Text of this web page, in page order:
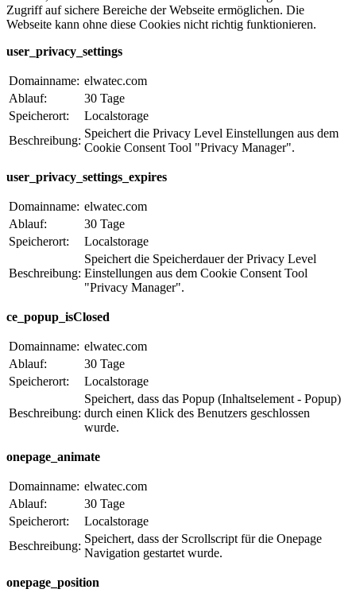
Zugriff auf sichere Bereiche der Webseite ermöglichen. Die
Webseite kann ohne diese Cookies nicht richtig funktionieren.
user_privacy_settings
Domainname: elwatec.com
Ablauf:
30 Tage
Speicherort:
Localstorage
Beschreibung:
Speichert die Privacy Level Einstellungen aus dem
Cookie Consent Tool "Privacy Manager".
user_privacy_settings_expires
Domainname: elwatec.com
Ablauf:
30 Tage
Speicherort:
Localstorage
Beschreibung:
Speichert die Speicherdauer der Privacy Level
Einstellungen aus dem Cookie Consent Tool
"Privacy Manager".
ce_popup_isClosed
Domainname: elwatec.com
Ablauf:
30 Tage
Speicherort:
Localstorage
Beschreibung:
Speichert, dass das Popup (Inhaltselement - Popup)
durch einen Klick des Benutzers geschlossen
wurde.
onepage_animate
Domainname: elwatec.com
Ablauf:
30 Tage
Speicherort:
Localstorage
Beschreibung:
Speichert, dass der Scrollscript für die Onepage
Navigation gestartet wurde.
onepage_position